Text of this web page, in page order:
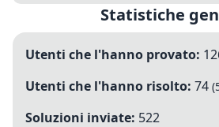
Statistiche
Utenti che l'hanno provato:
Utenti che l'hanno risolto: 74 (
Soluzioni inviate: 522